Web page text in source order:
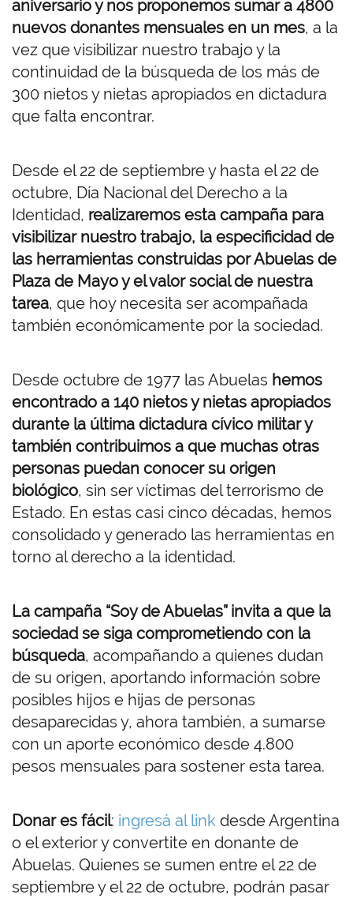
aniversario y nos proponemos sumar a 4800
nuevos donantes mensuales en un mes, a la
vez que visibilizar nuestro trabajo y la
continuidad de la búsqueda de los más de
300 nietos y nietas apropiados en dictadura
que falta encontrar.
Desde el 22 de septiembre y hasta el 22 de
octubre, Día Nacional del Derecho a la
Identidad, realizaremos esta campaña para
visibilizar nuestro trabajo, la especificidad de
las herramientas construidas por Abuelas de
Plaza de Mayo y el valor social de nuestra
tarea, que hoy necesita ser acompañada
también económicamente por la sociedad.
Desde octubre de 1977 las Abuelas hemos
encontrado a 140 nietos y nietas apropiados
durante la última dictadura cívico militar y
también contribuimos a que muchas otras
personas puedan conocer su origen
biológico, sin ser víctimas del terrorismo de
Estado. En estas casi cinco décadas, hemos
consolidado y generado las herramientas en
torno al derecho a la identidad.
La campaña “Soy de Abuelas” invita a que la
sociedad se siga comprometiendo con la
búsqueda, acompañando a quienes dudan
de su origen, aportando información sobre
posibles hijos e hijas de personas
desaparecidas y, ahora también, a sumarse
con un aporte económico desde 4.800
pesos mensuales para sostener esta tarea.
Donar es fácil: ingresá al link desde Argentina
o el exterior y convertite en donante de
Abuelas. Quienes se sumen entre el 22 de
septiembre y el 22 de octubre, podrán pasar